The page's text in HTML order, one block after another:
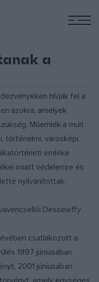
a
hívják fel a
azokra, amelyek
Műemlék a múlt
történelmi, városképi,
emléke
miatt védelemre és
nyilvánítottak.
Dessewffy
csatlakozott a
1997 júniusában
2001 júniusában